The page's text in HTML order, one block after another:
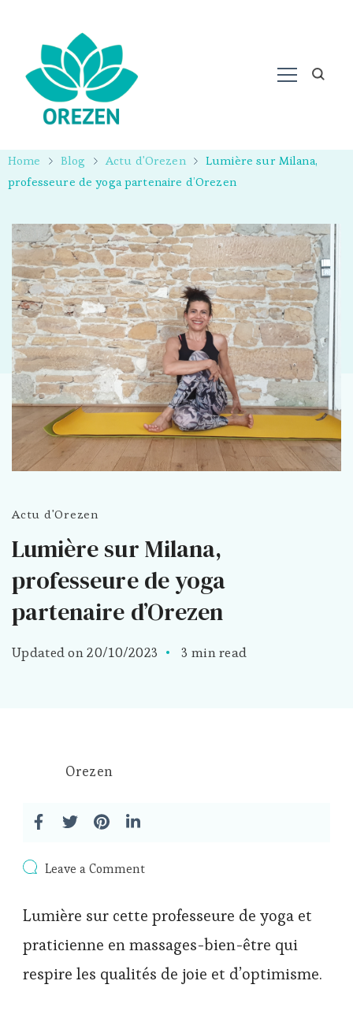
Home Blog Actu d'Orezen
Lumière sur Milana,
professeure de yoga partenaire d’Orezen
Actu d'Orezen
Lumière sur Milana,
professeure de yoga
partenaire d’Orezen
Updated on20/10/2023 3 min read
Orezen
Leave a Commenton
Milana,
professeure
de
partenaire
Lumière sur cette professeure de yoga et
praticienne en massages-bien-être qui
respire les qualités de joie et d’optimisme.